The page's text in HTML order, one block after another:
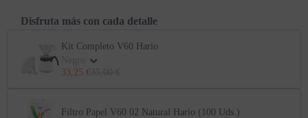
Disfruta más con cada detalle
Kit Completo V60 Hario
33,25 €
Filtro Papel V60 02 Natural Hario (100 Uds.)